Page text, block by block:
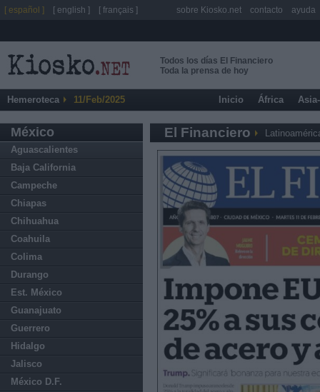
Todos los días El Financiero
Toda la prensa de hoy
Hemeroteca 11/Feb/2025 Inicio África
México
Aguascalientes
Baja California
Campeche
Chiapas
Chihuahua
Coahuila
Colima
Durango
Est. México
Guanajuato
Guerrero
Hidalgo
Jalisco
México D.F.
El Financiero
[ español ] [ english ] [ français ] sobre Kiosko.net contacto ayuda